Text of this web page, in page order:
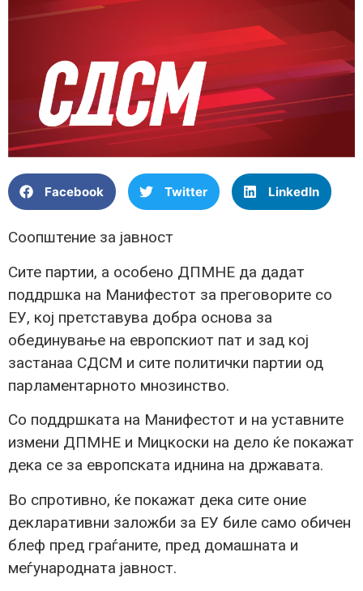
Facebook Twitter LinkedIn
Соопштение за јавност
Сите партии, а особено ДПМНЕ да дадат
поддршка на Манифестот за преговорите со
ЕУ, кој претставува добра основа за
обединување на европскиот пат и зад кој
застанаа СДСМ и сите политички партии од
парламентарното мнозинство.
Со поддршката на Манифестот и на уставните
измени ДПМНЕ и Мицкоски на дело ќе покажат
дека се за европската иднина на државата.
Во спротивно, ќе покажат дека сите оние
декларативни заложби за ЕУ биле само обичен
блеф пред граѓаните, пред домашната и
меѓународната јавност.